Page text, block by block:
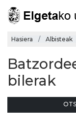
Hasiera Albisteak
bilerak